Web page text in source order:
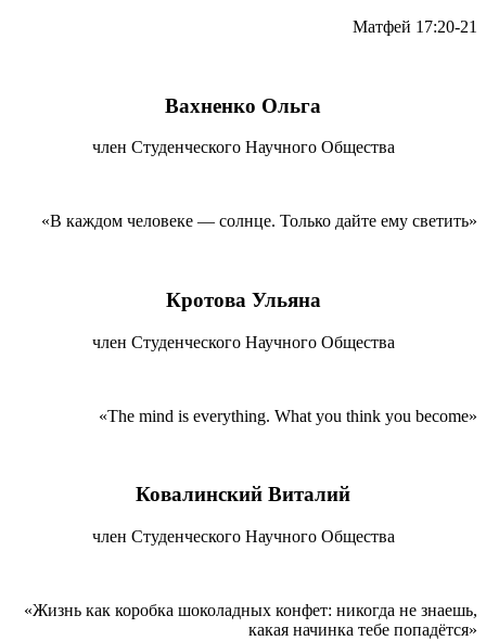
Матфей 17:20-21
Вахненко Ольга
член Студенческого Научного Общества
«В каждом человеке — солнце. Только дайте ему светить»
Кротова Ульяна
член Студенческого Научного Общества
«The mind is everything. What you think you become»
Ковалинский Виталий
член Студенческого Научного Общества
«Жизнь как коробка шоколадных конфет: никогда не знаешь,
какая начинка тебе попадётся»